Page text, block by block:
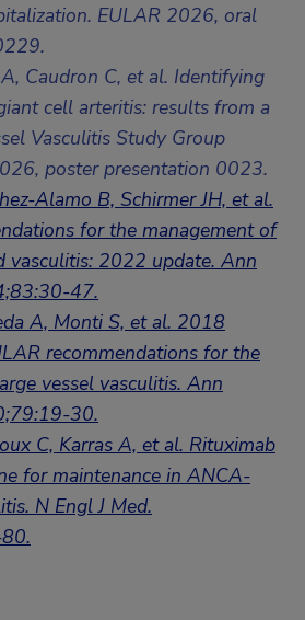
EULAR 2026, oral
Caudron C, et al. Identifying
cell arteritis: results from a
Vasculitis Study Group
poster presentation 0023.
Alamo B, Schirmer JH, et al.
for the management of
vasculitis: 2022 update. Ann
47.
A, Monti S, et al. 2018
recommendations for the
vessel vasculitis. Ann
30.
C, Karras A, et al. Rituximab
for maintenance in ANCA-
N Engl J Med.